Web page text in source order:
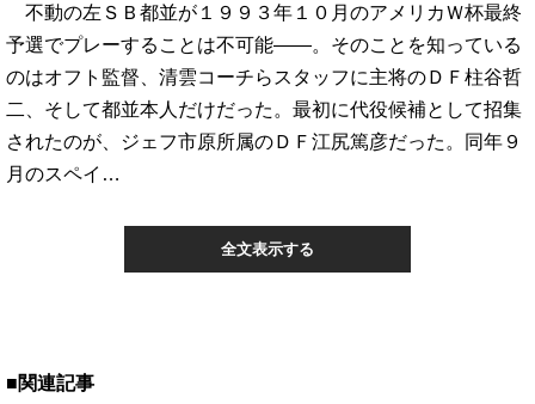
不動の左ＳＢ都並が１９９３年１０月のアメリカＷ杯最終
予選でプレーすることは不可能――。そのことを知っている
のはオフト監督、清雲コーチらスタッフに主将のＤＦ柱谷哲
二、そして都並本人だけだった。最初に代役候補として招集
されたのが、ジェフ市原所属のＤＦ江尻篤彦だった。同年９
月のスペイ…
全文表示する
■関連記事